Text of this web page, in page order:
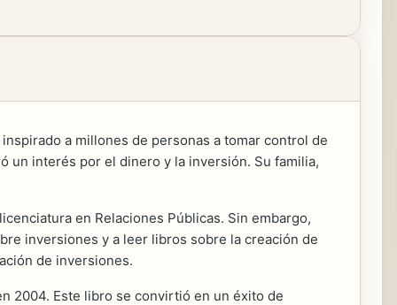
a millones de personas a tomar control de
un interés por el dinero y la inversión. Su familia,
en Relaciones Públicas. Sin embargo,
inversiones y a leer libros sobre la creación de
de inversiones.
2004. Este libro se convirtió en un éxito de